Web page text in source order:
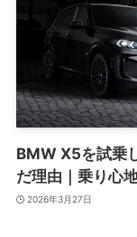
BMW X5を試乗
だ理由｜乗り心
2026年3月27日